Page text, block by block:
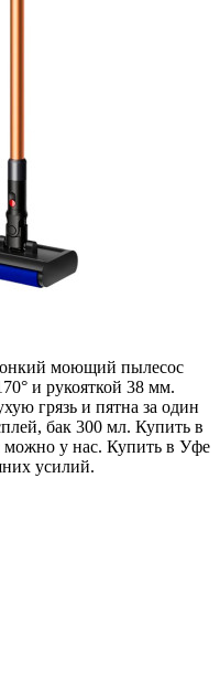
моющий пылесос
и рукояткой 38 мм.
грязь и пятна за один
бак 300 мл. Купить в
у нас. Купить в Уфе
усилий.